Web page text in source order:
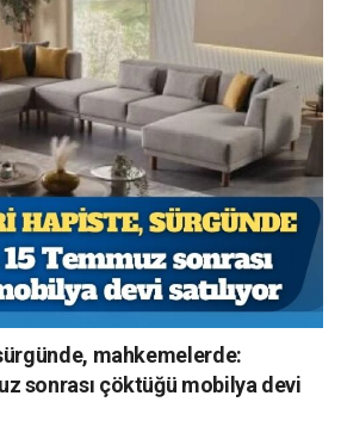
mahkemelerde:
sonrası çöktüğü mobilya devi